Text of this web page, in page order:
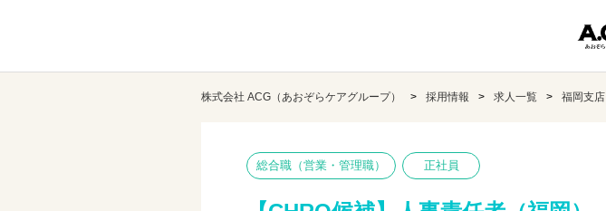
株式会社 ACG（あおぞらケアグループ） 採用情報 求人一覧 福岡支店
総合職（営業・管理職） 正社員